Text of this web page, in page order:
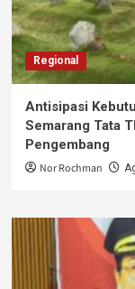
Regional
Antisipasi
Semarang Tata
Pengembang
Nor Rochman